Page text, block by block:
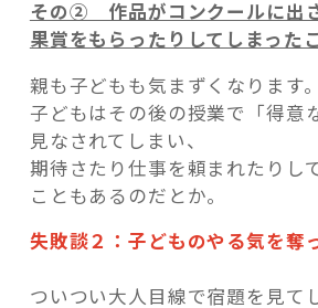
その② 作品がコンクールに出
果賞をもらったりしてしまった
親も子どもも気まずくなります。
子どもはその後の授業で「得意
見なされてしまい、
期待さたり仕事を頼まれたりし
こともあるのだとか。
失敗談２：子どものやる気を奪
ついつい大人目線で宿題を見て